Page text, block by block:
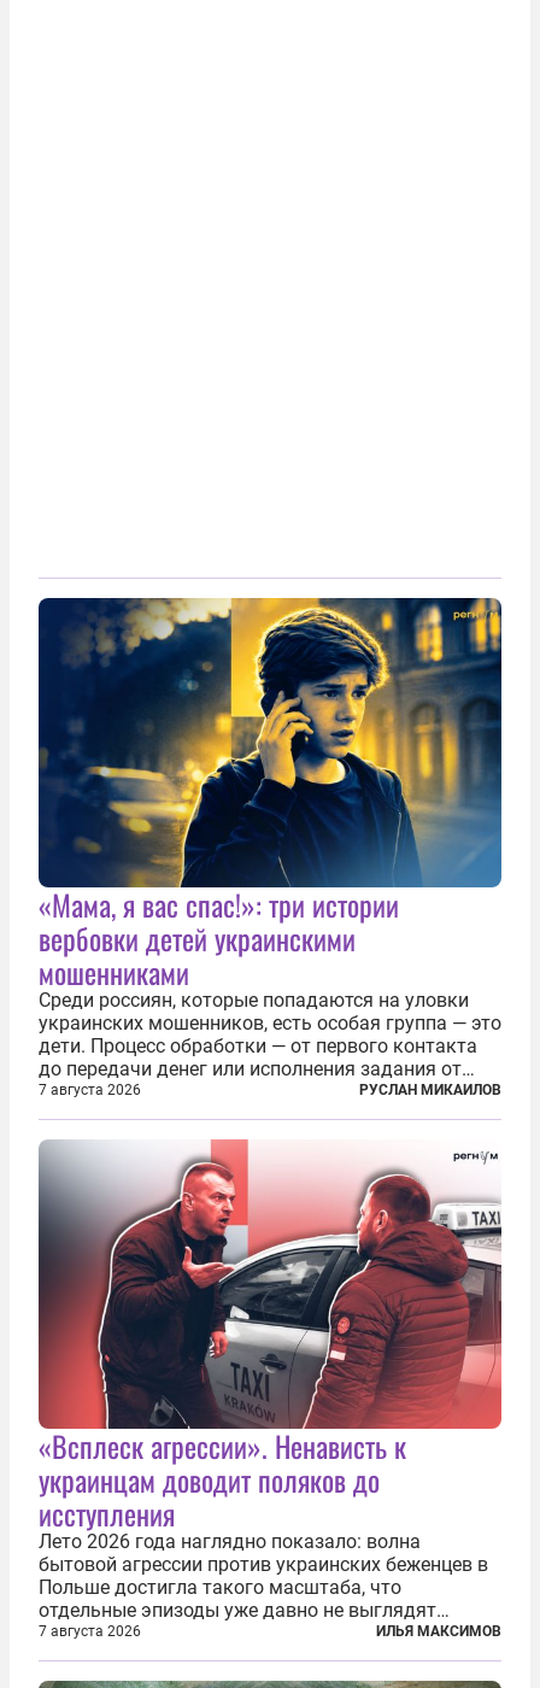
«Мама, я вас спас!»: три истории
вербовки детей украинскими
мошенниками
Среди россиян, которые попадаются на уловки
украинских мошенников, есть особая группа — это
дети. Процесс обработки — от первого контакта
до передачи денег или исполнения задания от
кураторов может занять от двух часов до
нескольких месяцев. Детей превращают в
послушных исполнителей, которые...
7 августа 2026 РУСЛАН МИКАИЛОВ
«Всплеск агрессии». Ненависть к
украинцам доводит поляков до
исступления
Лето 2026 года наглядно показало: волна
бытовой агрессии против украинских беженцев в
Польше достигла такого масштаба, что
отдельные эпизоды уже давно не выглядят
случайными. Поляки, судя по происходящему,
буквально теряют рассудок от ненависти к
украинским беженцам, и каждый новый случай
7 августа 2026 ИЛЬЯ МАКСИМОВ